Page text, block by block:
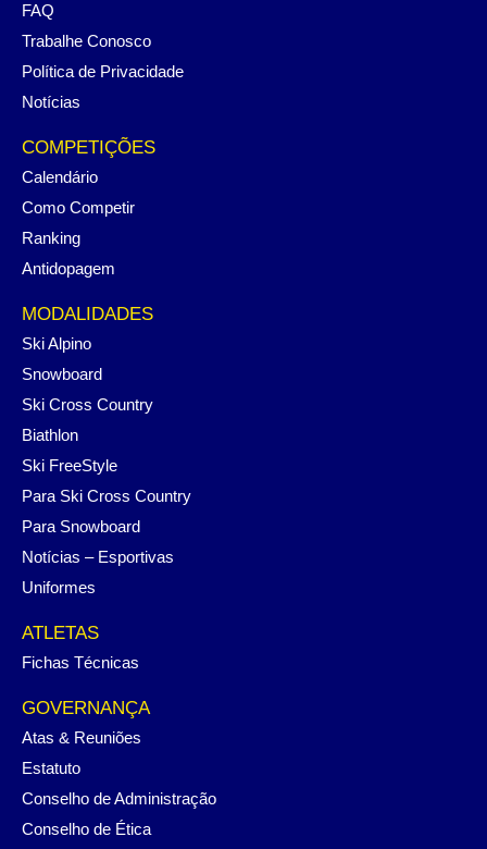
FAQ
Trabalhe Conosco
Política de Privacidade
Notícias
COMPETIÇÕES
Calendário
Como Competir
Ranking
Antidopagem
MODALIDADES
Ski Alpino
Snowboard
Ski Cross Country
Biathlon
Ski FreeStyle
Para Ski Cross Country
Para Snowboard
Notícias – Esportivas
Uniformes
ATLETAS
Fichas Técnicas
GOVERNANÇA
Atas & Reuniões
Estatuto
Conselho de Administração
Conselho de Ética